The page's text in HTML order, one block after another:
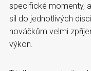
specifické momenty,
sil do jednotlivých
nováčkům velmi
výkon.